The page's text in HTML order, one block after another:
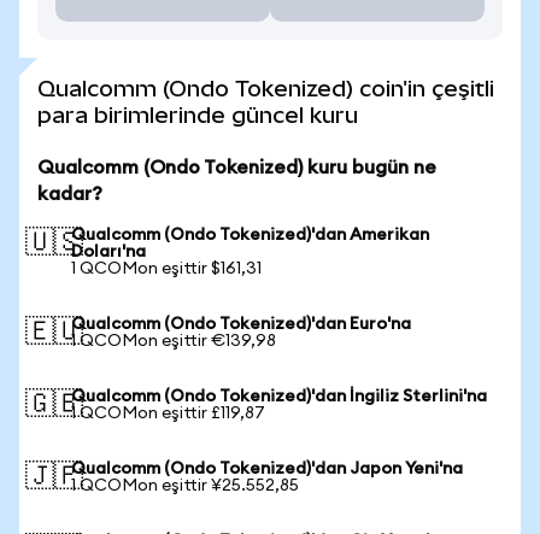
Qualcomm (Ondo Tokenized) coin'in çeşitli
para birimlerinde güncel kuru
Qualcomm (Ondo Tokenized) kuru bugün ne
kadar?
🇺🇸Qualcomm (Ondo Tokenized)'dan Amerikan
Doları'na
1 QCOMon eşittir $161,31
🇪🇺Qualcomm (Ondo Tokenized)'dan Euro'na
1 QCOMon eşittir €139,98
🇬🇧Qualcomm (Ondo Tokenized)'dan İngiliz Sterlini'na
1 QCOMon eşittir £119,87
🇯🇵Qualcomm (Ondo Tokenized)'dan Japon Yeni'na
1 QCOMon eşittir ¥25.552,85